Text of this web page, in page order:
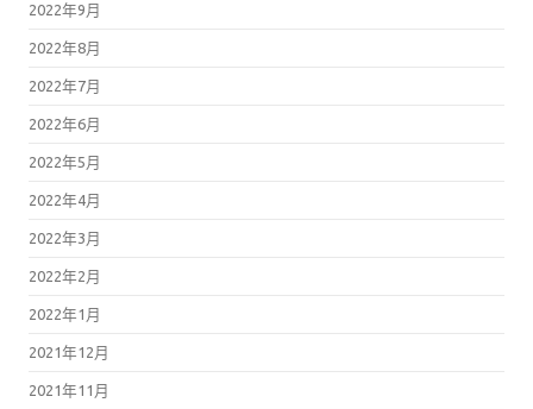
2022年9月
2022年8月
2022年7月
2022年6月
2022年5月
2022年4月
2022年3月
2022年2月
2022年1月
2021年12月
2021年11月